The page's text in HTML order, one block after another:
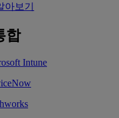
아보기
합
Intune